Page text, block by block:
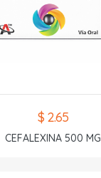
$ 2.65
CEFALEXINA 500 MG